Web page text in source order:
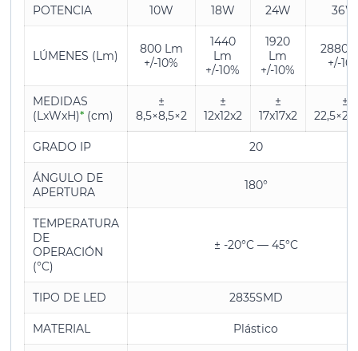
POTENCIA 10W 18W 24W 36W
LÚMENES (Lm)
800 Lm
+/-10%
1440
Lm
+/-10%
1920
Lm
+/-10%
2880
+/-
MEDIDAS
(LxWxH)*(cm)
±
8,5×8,5×2
±
12x12x2
±
17x17x2
±
GRADO IP 20
ÁNGULO DE
APERTURA
180°
TEMPERATURA
DE
OPERACIÓN
(°C)
± -20°C — 45°C
TIPO DE LED 2835SMD
MATERIAL Plástico